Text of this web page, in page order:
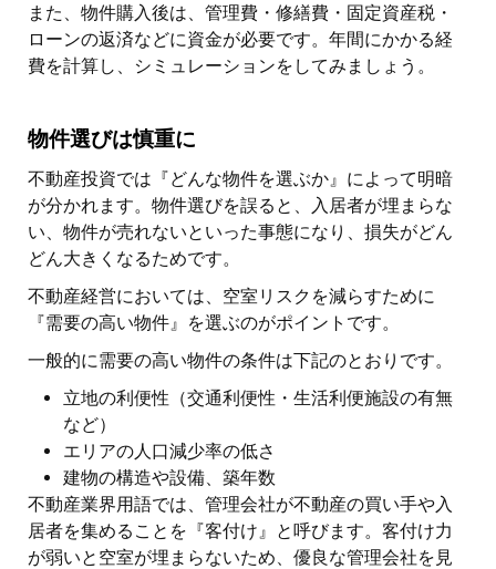
また、物件購入後は、管理費・修繕費・固定資産税・
ローンの返済などに資金が必要です。年間にかかる経
費を計算し、シミュレーションをしてみましょう。
物件選びは慎重に
不動産投資では『どんな物件を選ぶか』によって明暗
が分かれます。物件選びを誤ると、入居者が埋まらな
い、物件が売れないといった事態になり、損失がどん
どん大きくなるためです。
不動産経営においては、空室リスクを減らすために
『需要の高い物件』を選ぶのがポイントです。
一般的に需要の高い物件の条件は下記のとおりです。
立地の利便性（交通利便性・生活利便施設の有無
など）
エリアの人口減少率の低さ
建物の構造や設備、築年数
不動産業界用語では、管理会社が不動産の買い手や入
居者を集めることを『客付け』と呼びます。客付け力
が弱いと空室が埋まらないため、優良な管理会社を見